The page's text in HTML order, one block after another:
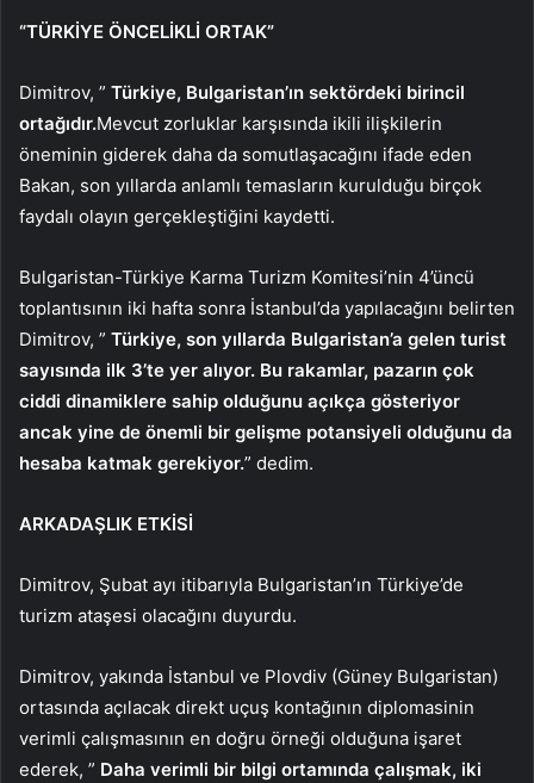
“TÜRKİYE ÖNCELİKLİ ORTAK”
Dimitrov, ” Türkiye, Bulgaristan’ın sektördeki birincil
ortağıdır.Mevcut zorluklar karşısında ikili ilişkilerin
öneminin giderek daha da somutlaşacağını ifade eden
Bakan, son yıllarda anlamlı temasların kurulduğu birçok
faydalı olayın gerçekleştiğini kaydetti.
Bulgaristan-Türkiye Karma Turizm Komitesi’nin 4’üncü
toplantısının iki hafta sonra İstanbul’da yapılacağını belirten
Dimitrov, ” Türkiye, son yıllarda Bulgaristan’a gelen turist
sayısında ilk 3’te yer alıyor. Bu rakamlar, pazarın çok
ciddi dinamiklere sahip olduğunu açıkça gösteriyor
ancak yine de önemli bir gelişme potansiyeli olduğunu da
hesaba katmak gerekiyor.” dedim.
ARKADAŞLIK ETKİSİ
Dimitrov, Şubat ayı itibarıyla Bulgaristan’ın Türkiye’de
turizm ataşesi olacağını duyurdu.
Dimitrov, yakında İstanbul ve Plovdiv (Güney Bulgaristan)
ortasında açılacak direkt uçuş kontağının diplomasinin
verimli çalışmasının en doğru örneği olduğuna işaret
ederek, ” Daha verimli bir bilgi ortamında çalışmak, iki